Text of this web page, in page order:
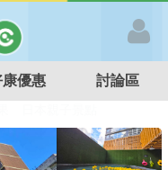
康優惠 討論區
溫泉泡湯SPA